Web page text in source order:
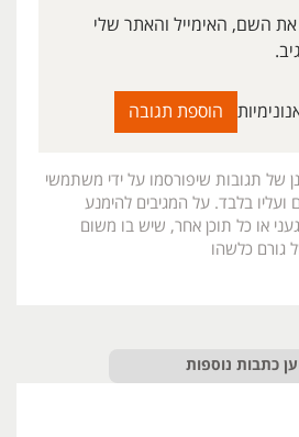
השם, האימייל והאתר שלי
של תגובות שיפורסמו על ידי משתמשי
בלבד. על המגיבים להימנע
או כל תוכן אחר, שיש בו משום
גורם כלשהו
כתבות נוספות